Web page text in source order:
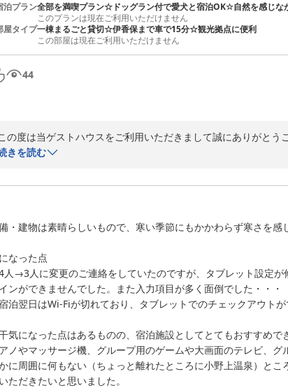
泊プラン全部を満喫プラン☆ドッグラン付で愛犬と宿泊OK☆自然を感じな
このプランは現在ご利用いただけません
屋タイプ一棟まるごと貸切☆伊香保まで車で15分☆観光拠点に便利
この部屋は現在ご利用いただけません
44
の度は当ゲストハウスをご利用いただきまして誠にありがとう
にわんちゃんにはかわいそうな思いをさせてしまい、申し訳ご
り一層お客様に快適にお過ごしていただけるよう改善改修を継
ひまたご利用いただけますよう、スタッフ一同お待ちしており
きを読む
・建物は素晴らしいもので、寒い季節にもかかわらず寒さを感
なった点
4人→3人に変更のご連絡をしていたのですが、タブレット設定
ンができませんでした。また入力項目が多く面倒でした・・・
宿泊翌日はWi-Fiが切れており、タブレットでのチェックアウトが
気になった点はあるものの、宿泊施設としてとてもおすすめで
ノやマッサージ機、グループ用のゲームや大画面のテレビ、グ
に周囲に何もない（ちょっと離れたところに小野上温泉）と